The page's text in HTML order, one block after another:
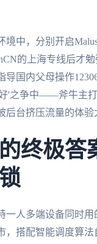
境中，分别开启
的上海专线后才
国内父母操作
'之争中——斧牛主
后台挤压流量的体
终极答
一人多端设备同时
，搭配智能调度算